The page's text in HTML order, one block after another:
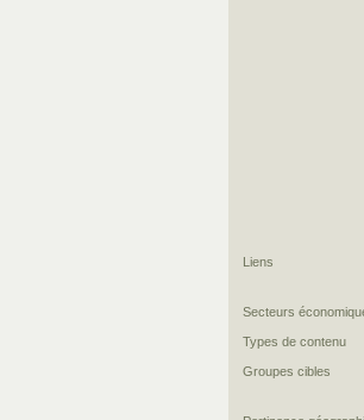
Liens
Secteurs
Types de contenu
Groupes cibles